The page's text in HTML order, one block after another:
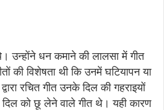
उन्होंने धन कमाने की लालसा में गीत
की विशेषता थी कि उनमें घटियापन या
रचित गीत उनके दिल की गहराइयों
को छू लेने वाले गीत थे। यही कारण